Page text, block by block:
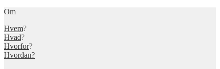
Om
Hvem?
Hvad?
Hvorfor?
Hvordan?